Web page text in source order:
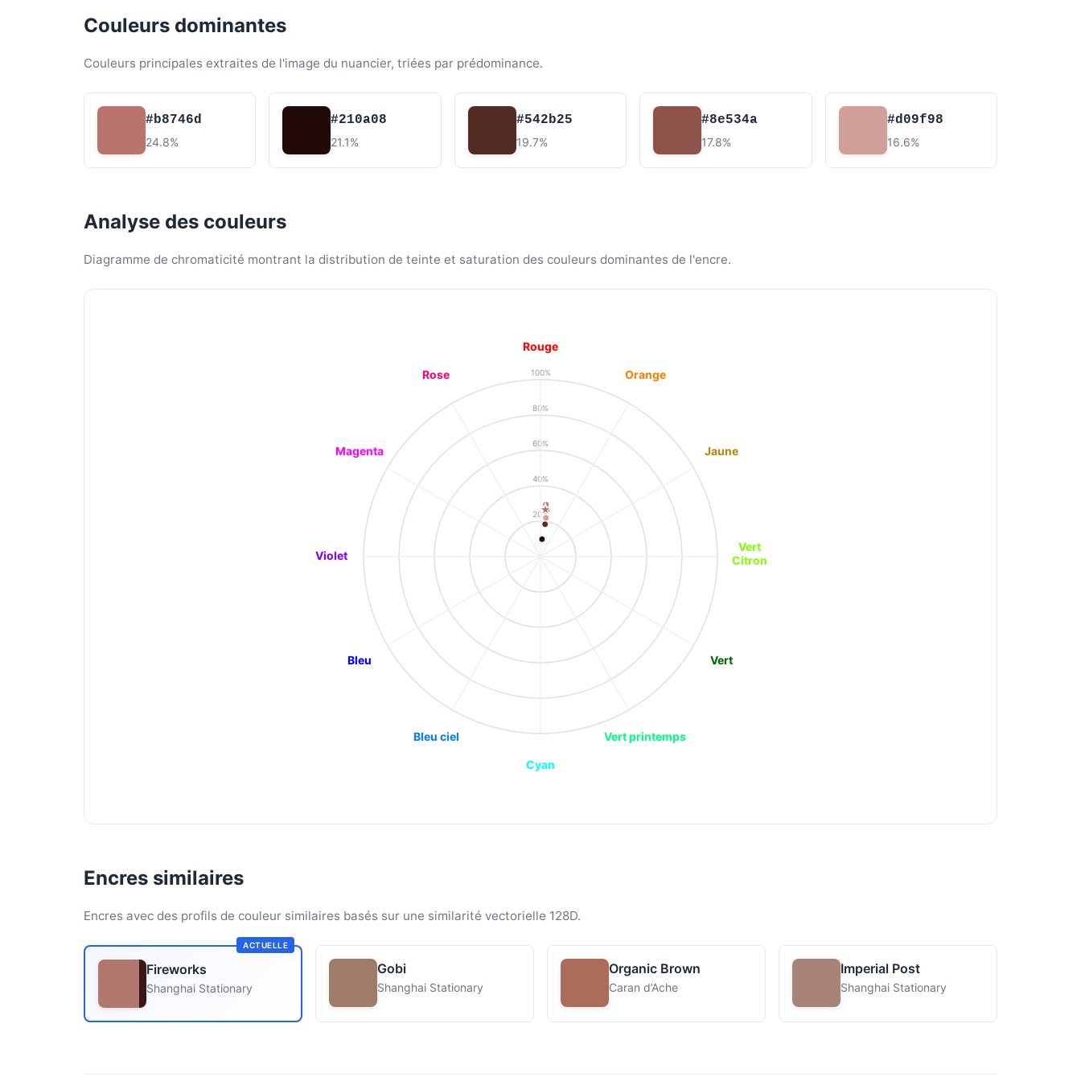
Couleurs dominantes
Couleurs principales extraites de l'image du nuancier, triées par prédominance.
#b8746d
24.8%
#210a08
21.1%
#542b25
19.7%
#8e534a
17.8%
#d09f98
16.6%
Analyse des couleurs
Diagramme de chromaticité montrant la distribution de teinte et saturation des couleurs dominantes de l'encre.
20%
40%
60%
80%
100%
Rouge
Orange
Jaune
Vert
Citron
Vert
Vert printemps
Cyan
Bleu ciel
Bleu
Violet
Magenta
Rose
Encres similaires
Encres avec des profils de couleur similaires basés sur une similarité vectorielle 128D.
ACTUELLE
Fireworks
Shanghai Stationary
Gobi
Shanghai Stationary
Organic Brown
Caran d’Ache
Imperial Post
Shanghai Stationary